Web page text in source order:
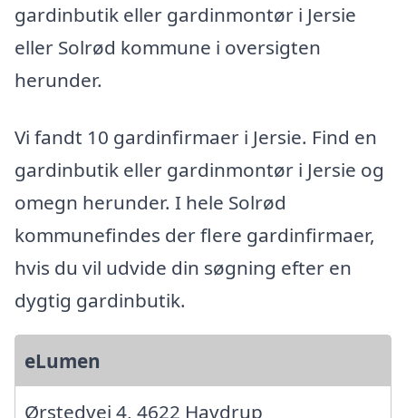
gardinbutik eller gardinmontør i Jersie
eller Solrød kommune i oversigten
herunder.
Vi fandt 10 gardinfirmaer i Jersie. Find en
gardinbutik eller gardinmontør i Jersie og
omegn herunder. I hele Solrød
kommunefindes der flere gardinfirmaer,
hvis du vil udvide din søgning efter en
dygtig gardinbutik.
eLumen
Ørstedvej 4, 4622 Havdrup